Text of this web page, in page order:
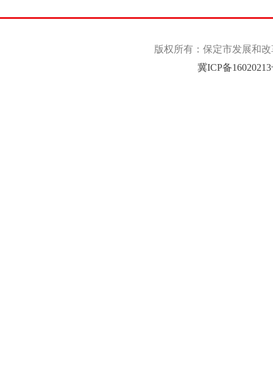
版权所有：保定市发展和
冀ICP备